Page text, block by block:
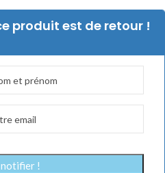
produit est de retour !
!